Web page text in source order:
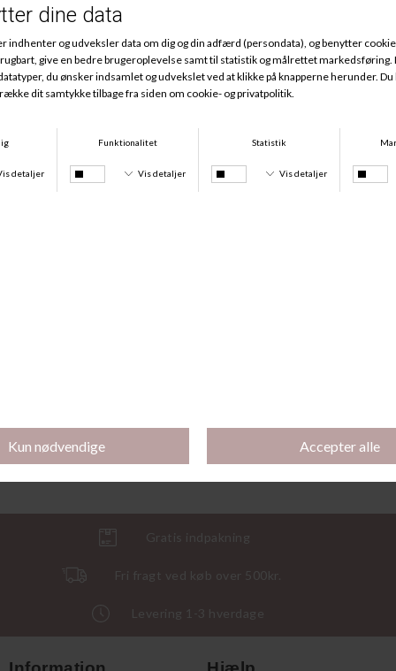
San Angel Luxury String, Water Blue
San Angel String, Water Blue
San Angel Maxi, Water Blue
DKK 449,00
San Angel Tai, Water Blue
DKK 399,00
Gratis indpakning
Fri fragt ved køb over 500kr.
Levering 1-3 hverdage